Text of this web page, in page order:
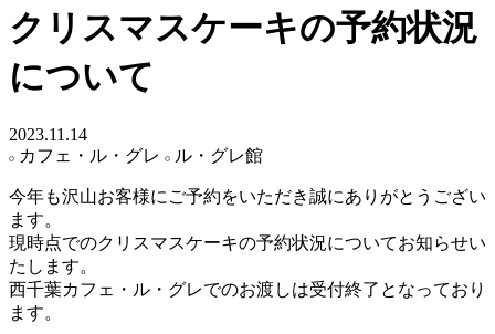
クリスマスケーキの予約状況
について
2023.11.14
カフェ・ル・グレ
ル・グレ館
今年も沢山お客様にご予約をいただき誠にありがとうござい
ます。
現時点でのクリスマスケーキの予約状況についてお知らせい
たします。
西千葉カフェ・ル・グレでのお渡しは受付終了となっており
ます。